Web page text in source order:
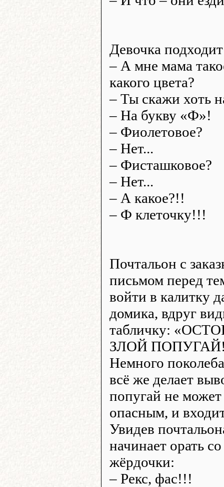
Девочка
– А мне мама
какого цвета?
– Ты скажи хоть
– На букву «Ф»!
– Фиолетовое?
– Нет...
– Фисташковое?
– Нет...
– А какое?!!
– Ф клеточку!!!
Почтальон с
письмом перед
войти в калитку
домика, вдруг
табличку:
ЗЛОЙ
Немного
всё же делает
попугай не
опасным, и
Увидев
начинает орать
жёрдочки:
– Рекс, фас!!!